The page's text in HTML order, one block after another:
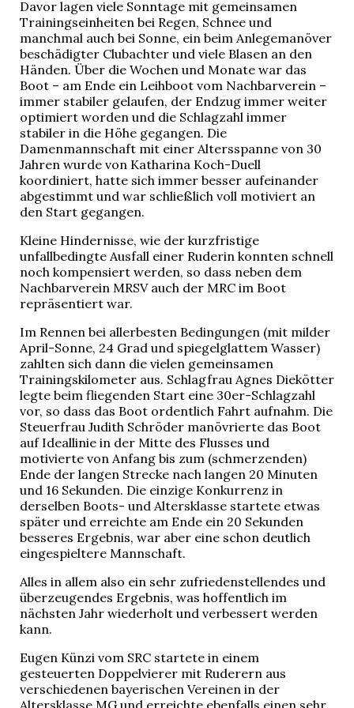
Davor lagen viele Sonntage mit gemeinsamen
Trainingseinheiten bei Regen, Schnee und
manchmal auch bei Sonne, ein beim Anlegemanöver
beschädigter Clubachter und viele Blasen an den
Händen. Über die Wochen und Monate war das
Boot – am Ende ein Leihboot vom Nachbarverein –
immer stabiler gelaufen, der Endzug immer weiter
optimiert worden und die Schlagzahl immer
stabiler in die Höhe gegangen. Die
Damenmannschaft mit einer Altersspanne von 30
Jahren wurde von Katharina Koch-Duell
koordiniert, hatte sich immer besser aufeinander
abgestimmt und war schließlich voll motiviert an
den Start gegangen.
Kleine Hindernisse, wie der kurzfristige
unfallbedingte Ausfall einer Ruderin konnten schnell
noch kompensiert werden, so dass neben dem
Nachbarverein MRSV auch der MRC im Boot
repräsentiert war.
Im Rennen bei allerbesten Bedingungen (mit milder
April-Sonne, 24 Grad und spiegelglattem Wasser)
zahlten sich dann die vielen gemeinsamen
Trainingskilometer aus. Schlagfrau Agnes Diekötter
legte beim fliegenden Start eine 30er-Schlagzahl
vor, so dass das Boot ordentlich Fahrt aufnahm. Die
Steuerfrau Judith Schröder manövrierte das Boot
auf Ideallinie in der Mitte des Flusses und
motivierte von Anfang bis zum (schmerzenden)
Ende der langen Strecke nach langen 20 Minuten
und 16 Sekunden. Die einzige Konkurrenz in
derselben Boots- und Altersklasse startete etwas
später und erreichte am Ende ein 20 Sekunden
besseres Ergebnis, war aber eine schon deutlich
eingespieltere Mannschaft.
Alles in allem also ein sehr zufriedenstellendes und
überzeugendes Ergebnis, was hoffentlich im
nächsten Jahr wiederholt und verbessert werden
kann.
Eugen Künzi vom SRC startete in einem
gesteuerten Doppelvierer mit Ruderern aus
verschiedenen bayerischen Vereinen in der
Altersklasse MG und erreichte ebenfalls einen sehr